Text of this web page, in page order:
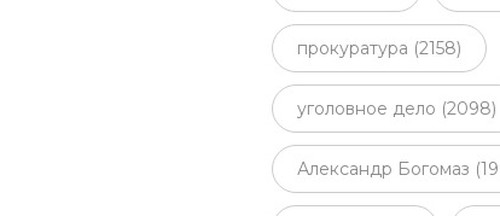
прокуратура (2158)
уголовное дело (2098)
Александр Богомаз